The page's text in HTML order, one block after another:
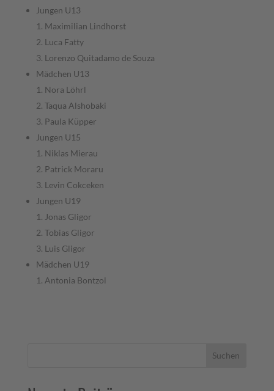
Jungen U13
1. Maximilian Lindhorst
2. Luca Fatty
3. Lorenzo Quitadamo de Souza
Mädchen U13
1. Nora Löhrl
2. Taqua Alshobaki
3. Paula Küpper
Jungen U15
1. Niklas Mierau
2. Patrick Moraru
3. Levin Cokceken
Jungen U19
1. Jonas Gligor
2. Tobias Gligor
3. Luis Gligor
Mädchen U19
1. Antonia Bontzol
Suchen